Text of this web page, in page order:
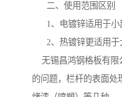
二、使用范围区别
1、电镀锌适用于小
2、热镀锌更适用于
无锡昌鸿钢格板有限
的问题，栏杆的表面处